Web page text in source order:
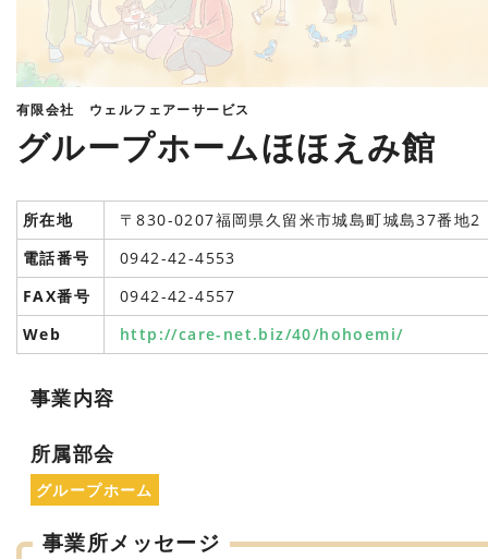
有限会社 ウェルフェアーサービス
グループホームほほえみ館
所在地
〒830-0207福岡県久留米市城島町城島37番地2
電話番号
0942-42-4553
FAX番号
0942-42-4557
Web
http://care-net.biz/40/hohoemi/
事業内容
所属部会
グループホーム
事業所メッセージ